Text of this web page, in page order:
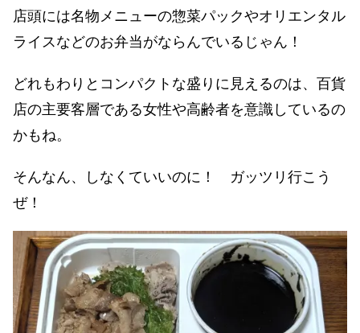
店頭には名物メニューの惣菜パックやオリエンタル
ライスなどのお弁当がならんでいるじゃん！
どれもわりとコンパクトな盛りに見えるのは、百貨
店の主要客層である女性や高齢者を意識しているの
かもね。
そんなん、しなくていいのに！ ガッツリ行こう
ぜ！